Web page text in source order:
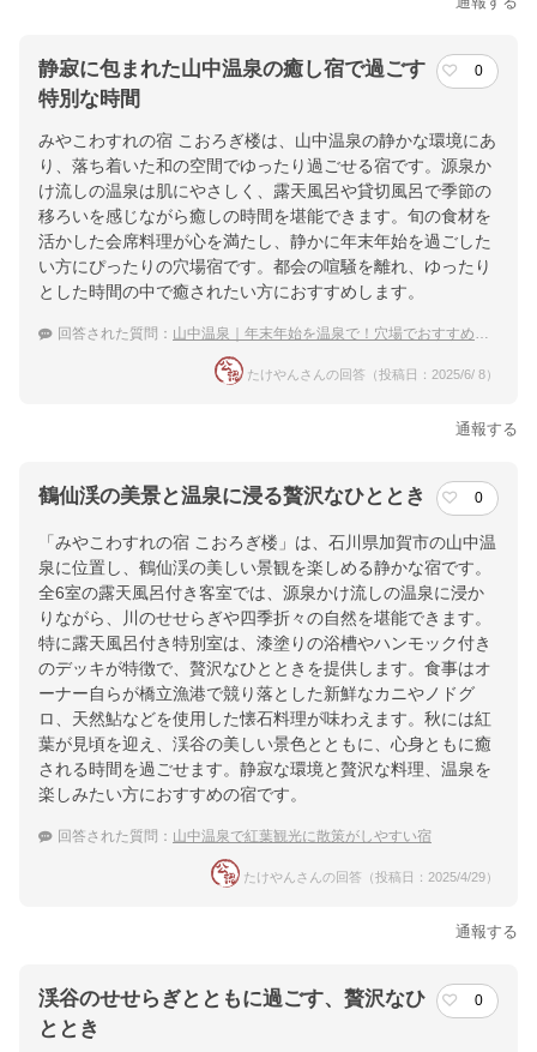
静寂に包まれた山中温泉の癒し宿で過ごす
特別な時間
0
みやこわすれの宿 こおろぎ楼は、山中温泉の静かな環境にあ
り、落ち着いた和の空間でゆったり過ごせる宿です。源泉か
け流しの温泉は肌にやさしく、露天風呂や貸切風呂で季節の
移ろいを感じながら癒しの時間を堪能できます。旬の食材を
活かした会席料理が心を満たし、静かに年末年始を過ごした
い方にぴったりの穴場宿です。都会の喧騒を離れ、ゆったり
とした時間の中で癒されたい方におすすめします。
回答された質問： 山中温泉｜年末年始を温泉で！穴場でおすすめの宿は？
たけやんさんの回答（投稿日：2025/6/ 8）
通報する
鶴仙渓の美景と温泉に浸る贅沢なひととき 0
「みやこわすれの宿 こおろぎ楼」は、石川県加賀市の山中温
泉に位置し、鶴仙渓の美しい景観を楽しめる静かな宿です。
全6室の露天風呂付き客室では、源泉かけ流しの温泉に浸か
りながら、川のせせらぎや四季折々の自然を堪能できます。
特に露天風呂付き特別室は、漆塗りの浴槽やハンモック付き
のデッキが特徴で、贅沢なひとときを提供します。食事はオ
ーナー自らが橋立漁港で競り落とした新鮮なカニやノドグ
ロ、天然鮎などを使用した懐石料理が味わえます。秋には紅
葉が見頃を迎え、渓谷の美しい景色とともに、心身ともに癒
される時間を過ごせます。静寂な環境と贅沢な料理、温泉を
楽しみたい方におすすめの宿です。
回答された質問： 山中温泉で紅葉観光に散策がしやすい宿
たけやんさんの回答（投稿日：2025/4/29）
通報する
渓谷のせせらぎとともに過ごす、贅沢なひ
ととき
0